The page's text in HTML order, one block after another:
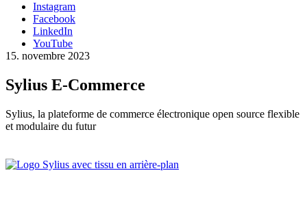
Instagram
Facebook
LinkedIn
YouTube
15. novembre 2023
Sylius E-Commerce
Sylius, la plateforme de commerce électronique open source flexible
et modulaire du futur